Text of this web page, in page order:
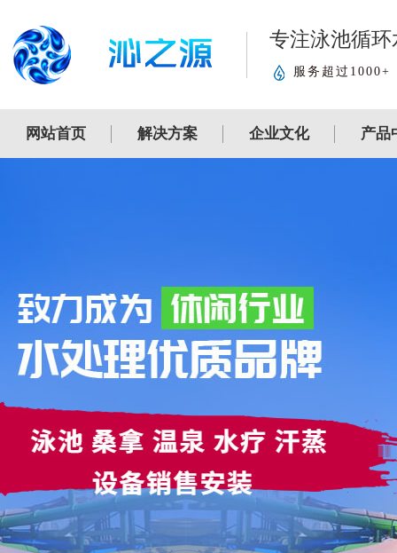
专注泳池循
服务超过1000+
网站首页 解决方案 企业文化 产品